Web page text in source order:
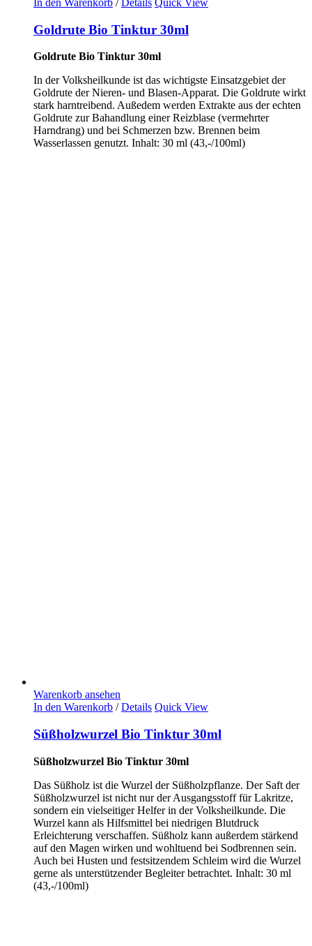
Goldrute Bio Tinktur 30ml
Goldrute Bio Tinktur 30ml
In der Volksheilkunde ist das wichtigste Einsatzgebiet der
Goldrute der Nieren- und Blasen-Apparat. Die Goldrute wirkt
stark harntreibend. Außedem werden Extrakte aus der echten
Goldrute zur Bahandlung einer Reizblase (vermehrter
Harndrang) und bei Schmerzen bzw. Brennen beim
Wasserlassen genutzt. Inhalt: 30 ml (43,-/100ml)
Warenkorb ansehen
In den Warenkorb / Details Quick View
Süßholzwurzel Bio Tinktur 30ml
Süßholzwurzel Bio Tinktur 30ml
Das Süßholz ist die Wurzel der Süßholzpflanze. Der Saft der
Süßholzwurzel ist nicht nur der Ausgangsstoff für Lakritze,
sondern ein vielseitiger Helfer in der Volksheilkunde. Die
Wurzel kann als Hilfsmittel bei niedrigen Blutdruck
Erleichterung verschaffen. Süßholz kann außerdem stärkend
auf den Magen wirken und wohltuend bei Sodbrennen sein.
Auch bei Husten und festsitzendem Schleim wird die Wurzel
gerne als unterstützender Begleiter betrachtet. Inhalt: 30 ml
(43,-/100ml)